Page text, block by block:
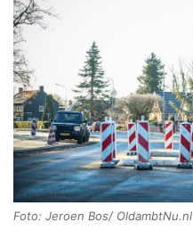
Foto: Jeroen Bos/ OldambtNu.nl